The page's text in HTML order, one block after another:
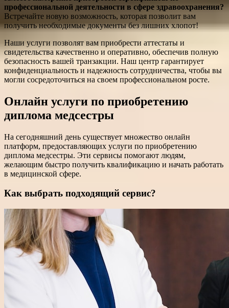
профессиональной деятельности в сфере здравоохранения?
Встречайте новую возможность, которая позволит вам
получить необходимые документы без лишних хлопот!
Наши услуги позволят вам приобрести аттестаты и
свидетельства качественно и оперативно, обеспечив полную
безопасность вашей транзакции. Наш центр гарантирует
конфиденциальность и надежность сотрудничества, чтобы вы
могли сосредоточиться на своем профессиональном росте.
Онлайн услуги по приобретению
диплома медсестры
На сегодняшний день существует множество онлайн
платформ, предоставляющих услуги по приобретению
диплома медсестры. Эти сервисы помогают людям,
желающим быстро получить квалификацию и начать работать
в медицинской сфере.
Как выбрать подходящий сервис?